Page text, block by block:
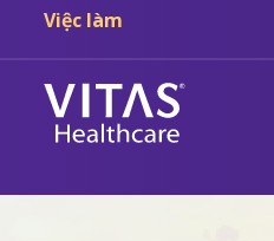
Chuyển đến nội dung chính
Chuyển đến điều hướng
Việc làm